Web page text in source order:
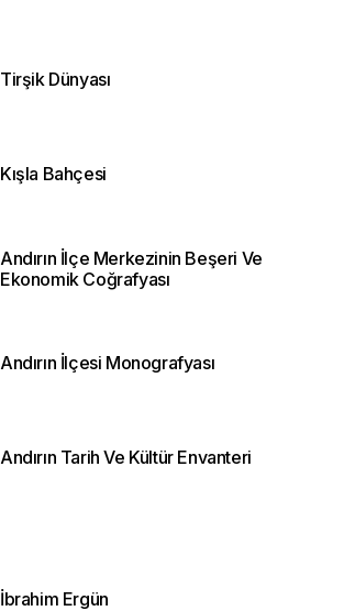
Tirşik Dünyası
Kışla Bahçesi
Andırın İlçe Merkezinin Beşeri Ve
Ekonomik Coğrafyası
Andırın İlçesi Monografyası
Andırın Tarih Ve Kültür Envanteri
İbrahim Ergün